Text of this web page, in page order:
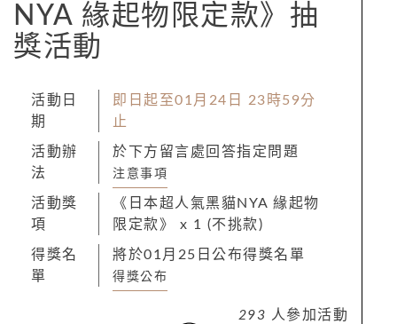
NYA 緣起物限定款》抽
獎活動
活動日
期
即日起至01月24日 23時59分
止
活動辦
法
於下方留言處回答指定問題
注意事項
活動獎
項
《日本超人氣黑貓NYA 緣起物
限定款》 x 1 (不挑款)
得獎名
單
將於01月25日公布得獎名單
得獎公布
293 人參加活動